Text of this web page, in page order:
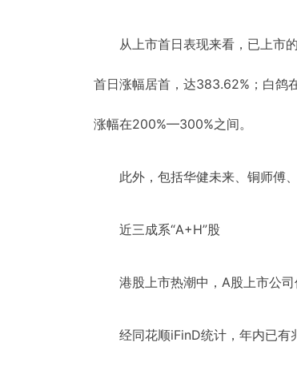
从上市首日表现来看，已上市
首日涨幅居首，达383.62%；白鸽
涨幅在200%—300%之间。
此外，包括华健未来、铜师傅
近三成系“A+H”股
港股上市热潮中，A股上市公司
经同花顺iFinD统计，年内已有